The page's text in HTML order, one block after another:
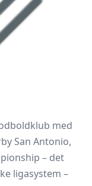
med
San Antonio,
– det
ligasystem –